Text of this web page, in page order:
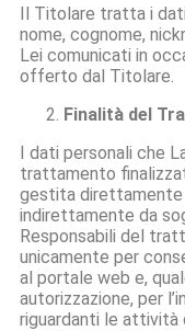
Il Titolare tratta i
nome, cognome,
Lei comunicati in
offerto dal Titolare.
Finalità del
I dati personali che
trattamento
gestita direttamente
indirettamente da
Responsabili del
unicamente per
al portale web e,
autorizzazione, per
riguardanti le attività